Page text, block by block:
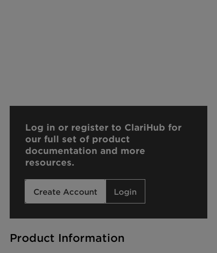
Product Information
Log in or register to ClariHub for
our full set of product
documentation and more
resources.
Create Account Login